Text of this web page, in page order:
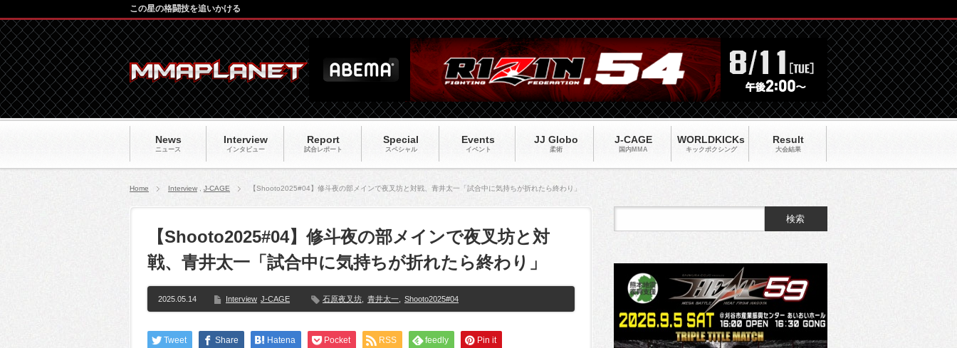
News
ニュース
Interview
インタビュー
Report
試合レポート
Special
スペシャル
Events
イベント
JJ Globo
柔術
J-CAGE
国内MMA
WORLDKICKs
キックポクシング
Result
大会結果
この星の格闘技を追いかける
Home Interview J-CAGE 【Shooto2025#04】修斗夜の部メインで夜叉坊と対戦、青井太一「試合中に気持ちが折れたら終わり」
【Shooto2025#04】修斗夜の部メインで夜叉坊と対
戦、青井太一「試合中に気持ちが折れたら終わり」
2025.05.14 Interview J-CAGE 石原夜叉坊 青井太一 Shooto2025#04
Tweet Share Hatena Pocket RSS feedly Pin it